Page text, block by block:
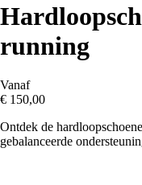
running
Vanaf
€ 150,00
Ontdek de
gebalanceerde